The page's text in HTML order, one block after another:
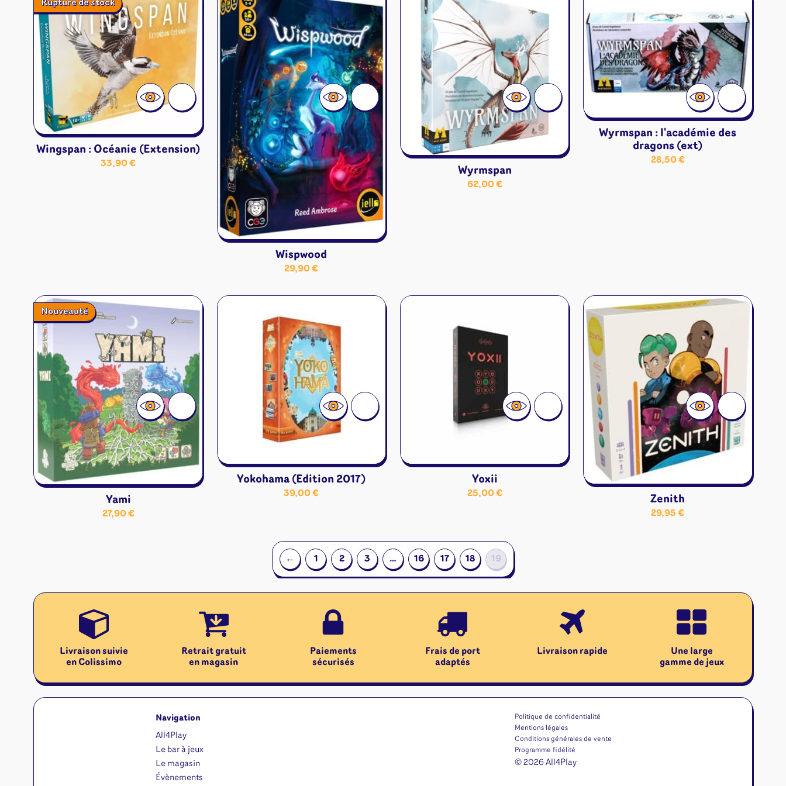
Jeux familles
Jeux initiés
Jeux experts
Jeux primés
Jeux d'ambiance
Jeu Duo
Disney Lorcana
Magic l'assemblée
One Piece
Pokemon
Star Wars Unlimited
Flesh and Blood
Riftbound - League of
Legends
Naruto Mythos
Autres
Deck box
Divers rangement
Goodies & autres
Protège-Cartes
Tapis de jeu
Rupture de stock
Wingspan : Océanie (Extension)
33,90€
Wispwood
29,90€
Wyrmspan
62,00€
Wyrmspan : l'académie des
dragons (ext)
28,50€
Nouveauté
Yami
27,90€
Yokohama (Edition 2017)
39,00€
Yoxii
25,00€
Zenith
29,95€
← 1 2 3 … 16 17 18 19
Livraison suivie
en Colissimo
Retrait gratuit
en magasin
Paiements
sécurisés
Frais de port
adaptés
Livraison rapide
Une large
gamme de jeux
Navigation
All4Play
Le bar à jeux
Le magasin
Évènements
Politique de confidentialité
Mentions légales
Conditions générales de vente
Programme fidélité
© 2026 All4Play